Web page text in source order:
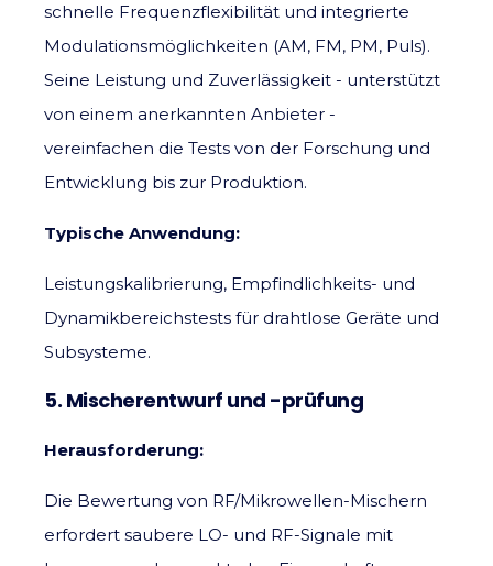
schnelle Frequenzflexibilität und integrierte
Modulationsmöglichkeiten (AM, FM, PM, Puls).
Seine Leistung und Zuverlässigkeit - unterstützt
von einem anerkannten Anbieter -
vereinfachen die Tests von der Forschung und
Entwicklung bis zur Produktion.
Typische Anwendung:
Leistungskalibrierung, Empfindlichkeits- und
Dynamikbereichstests für drahtlose Geräte und
Subsysteme.
5. Mischerentwurf und -prüfung
Herausforderung:
Die Bewertung von RF/Mikrowellen-Mischern
erfordert saubere LO- und RF-Signale mit